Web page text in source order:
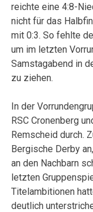
reichte eine 4:8-
nicht für das
mit 0:3. So fehlte
um im letzten
Samstagabend in
zu ziehen.
In der
RSC Cronenberg
Remscheid durch.
Bergische Derby
an den Nachbarn
letzten
Titelambitionen
deutlich